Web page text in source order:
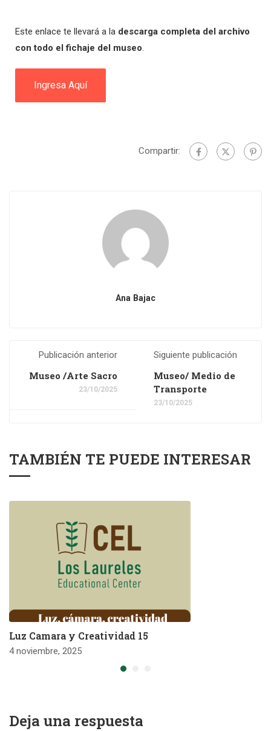
Este enlace te llevará a la descarga completa del archivo
con todo el fichaje del museo.
Ingresa Aquí
Compartir:
Ana Bajac
Publicación anterior
Museo /Arte Sacro
23/10/2025
Siguiente publicación
Museo/ Medio de
Transporte
23/10/2025
TAMBIÉN TE PUEDE INTERESAR
Luz Camara y Creatividad 15
4 noviembre, 2025
Deja una respuesta